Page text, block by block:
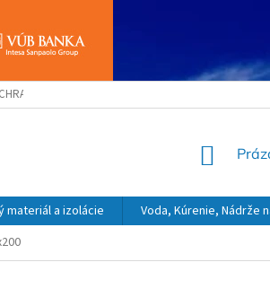
OSOBNÝCH ÚDAJOV OBCHODNÉ
materiál a izolácie Voda, Kúrenie, Nádrže